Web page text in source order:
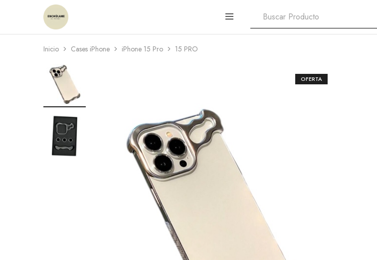
Enchulame
Tienda
Inicio Cases iPhone iPhone 15 Pro 15 PRO
OFERTA